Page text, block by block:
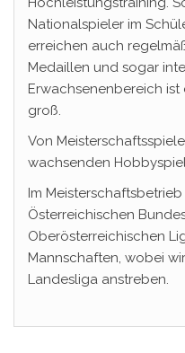
Nationalspieler im
erreichen auch
Medaillen und sogar
Erwachsenenbereich
groß.
Von
wachsenden
Im
Österreichischen
Oberösterreichischen
Mannschaften, wobei
Landesliga anstreben.